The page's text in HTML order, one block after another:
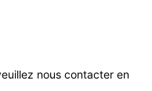
nous contacter en